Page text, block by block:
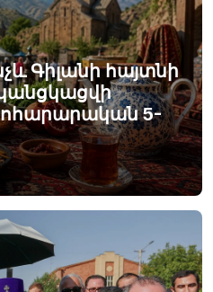
Գիլանի հայտնի
5-